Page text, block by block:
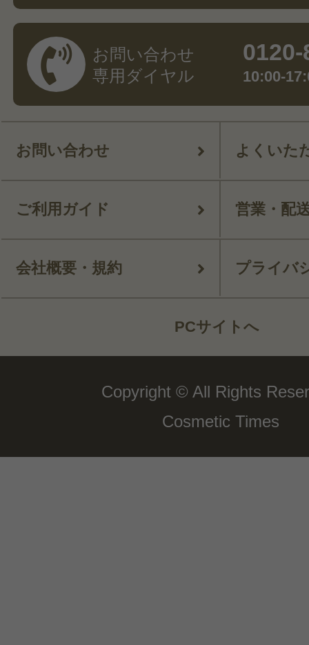
お問い合わせ
専用ダイヤル
10:00-
お問い合わせ よくいた
ご利用ガイド 営業・配
会社概要・規約 プライバ
PCサイトへ
Copyright © All Rights
Cosmetic Times